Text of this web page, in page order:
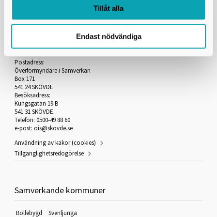
Tillåt alla
Endast nödvändiga
Överförmyndare i samverkan
Postadress:
Överförmyndare i Samverkan
Box 171
541 24 SKÖVDE
Besöksadress:
Kungsgatan 19 B
541 31 SKÖVDE
Telefon: 0500-49 88 60
e-post: ois@skovde.se
Användning av kakor (cookies)
Tillgänglighetsredogörelse
Samverkande kommuner
Bollebygd Svenljunga